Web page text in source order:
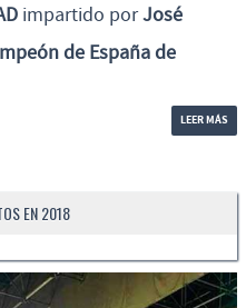
impartido porJosé
de España de
LEER MÁS
EN 2018